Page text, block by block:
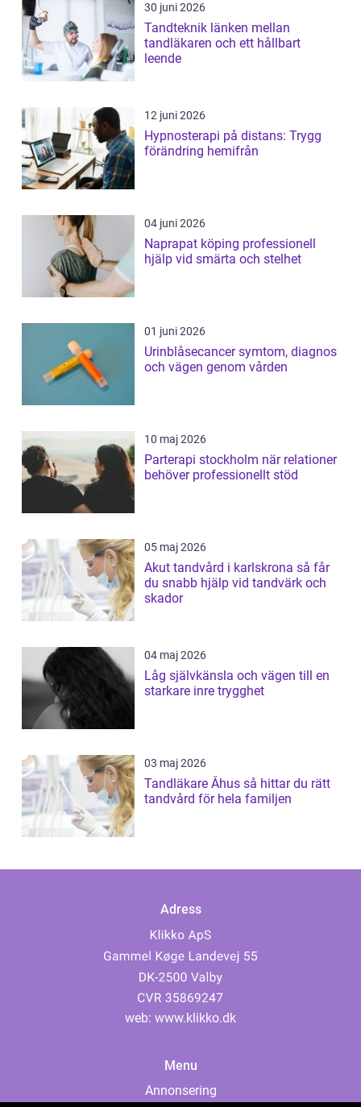
30 juni 2026
Tandteknik länken mellan
tandläkaren och ett hållbart
leende
12 juni 2026
Hypnosterapi på distans: Trygg
förändring hemifrån
04 juni 2026
Naprapat köping professionell
hjälp vid smärta och stelhet
01 juni 2026
Urinblåsecancer symtom, diagnos
och vägen genom vården
10 maj 2026
Parterapi stockholm när relationer
behöver professionellt stöd
05 maj 2026
Akut tandvård i karlskrona så får
du snabb hjälp vid tandvärk och
skador
04 maj 2026
Låg självkänsla och vägen till en
starkare inre trygghet
03 maj 2026
Tandläkare Åhus så hittar du rätt
tandvård för hela familjen
Adress
web: www.klikko.dk
Menu
Annonsering